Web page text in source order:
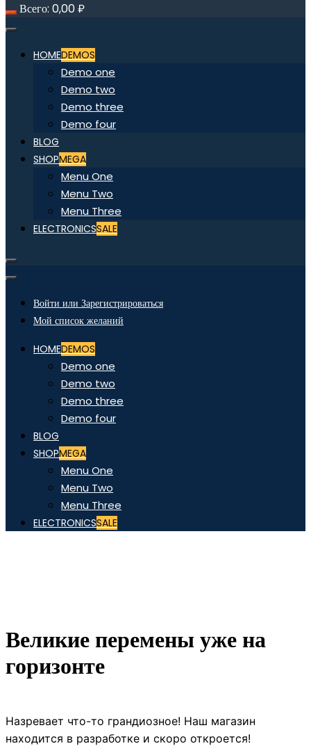
Всего: 0,00₽
HOMEDEMOS
Demo one
Demo two
Demo three
Demo four
BLOG
SHOPMEGA
Menu One
Menu Two
Menu Three
ELECTRONICSSALE
Войти или Зарегистрироваться
Мой список желаний
HOMEDEMOS
Demo one
Demo two
Demo three
Demo four
BLOG
SHOPMEGA
Menu One
Menu Two
Menu Three
ELECTRONICSSALE
Великие перемены уже на
горизонте
Назревает что-то грандиозное! Наш магазин
находится в разработке и скоро откроется!